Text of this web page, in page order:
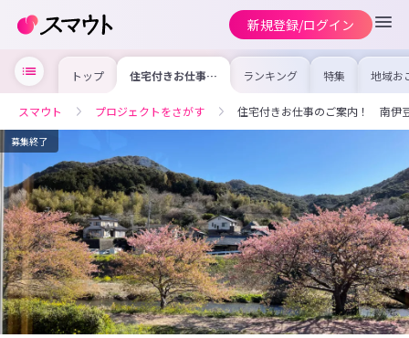
新規登録/ログイン
トップ 住宅付きお仕事の
ご案内！ 南伊豆
りお仕事の紹介を
再開します！
ランキング 特集 地域お
の求
を集め
事内
を比
合った
スマウト プロジェクトをさがす 住宅付きお仕事のご案内！ 南伊
募集終了